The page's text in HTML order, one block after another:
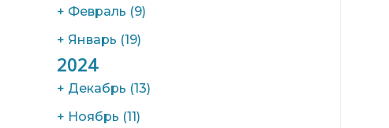
+ Февраль (9)
+ Январь (19)
2024
+ Декабрь (13)
+ Ноябрь (11)